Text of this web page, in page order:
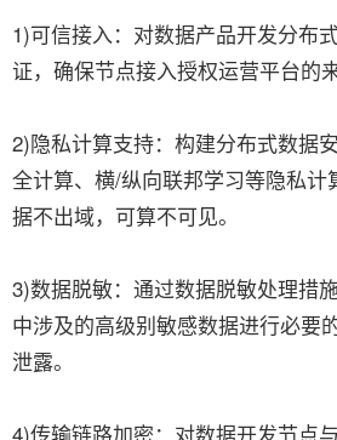
1)可信接入：对数据产品开发分布
证，确保节点接入授权运营平台的
2)隐私计算支持：构建分布式数据
全计算、横/纵向联邦学习等隐私计
据不出域，可算不可见。
3)数据脱敏：通过数据脱敏处理措
中涉及的高级别敏感数据进行必要
泄露。
4)传输链路加密：对数据开发节点